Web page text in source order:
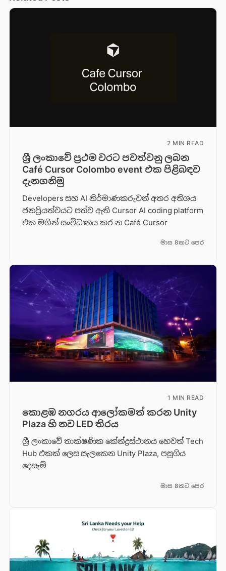
2 MIN READ
ශ්‍රී ලංකාවේ ප්‍රථම වරට පවත්වනු ලබන
Café Cursor Colombo event එක පිළිබඳව
දැනගනිමු
Developers සහ AI නිර්මාණකරුවන් අතර අතිශය
ජනප්‍රියත්වයට පත්ව ඇති Cursor AI coding platform
එක මගින් සංවිධානය කර න Café Cursor
මාස 8කට පෙර
1 MIN READ
කොළඹ නගරය ආලෝකමත් කරන Unity
Plaza හි නව LED තිරය
ශ්‍රී ලංකාවේ තාක්ෂණික කේන්ද්‍රස්ථානය හෙවත් Tech
Hub එකක් ලෙස සැලකෙන Unity Plaza, පසුගිය
දෙසැම්
මාස 8කට පෙර